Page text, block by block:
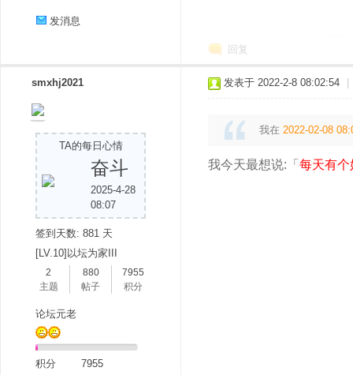
发消息
回复
smxhj2021
TA的每日心情
奋斗
2025-4-28
08:07
签到天数: 881 天
[LV.10]以坛为家III
2
主题
880
帖子
7955
积分
论坛元老
积分 7955
发表于 2022-2-8 08:02:54
我在 2022-02-08
我今天最想说:「 每天有个